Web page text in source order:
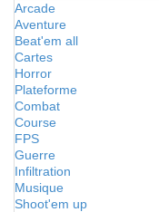
Arcade
Aventure
Beat'em all
Cartes
Horror
Plateforme
Combat
Course
FPS
Guerre
Infiltration
Musique
Shoot'em up